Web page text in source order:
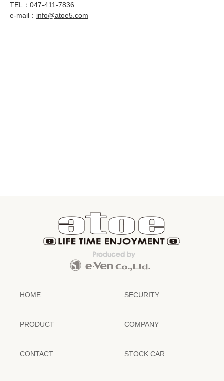
TEL： 047-411-7836
e-mail： info@atoe5.com
HOME SECURITY
PRODUCT COMPANY
CONTACT STOCK CAR